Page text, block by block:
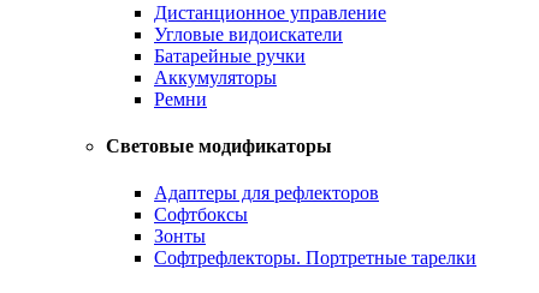
Дистанционное управление
Угловые видоискатели
Батарейные ручки
Аккумуляторы
Ремни
Световые модификаторы
Адаптеры для рефлекторов
Софтбоксы
Зонты
Софтрефлекторы. Портретные тарелки